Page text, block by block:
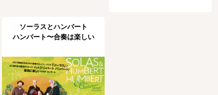
ソーラスとハンバート
ハンバート〜合奏は楽しい